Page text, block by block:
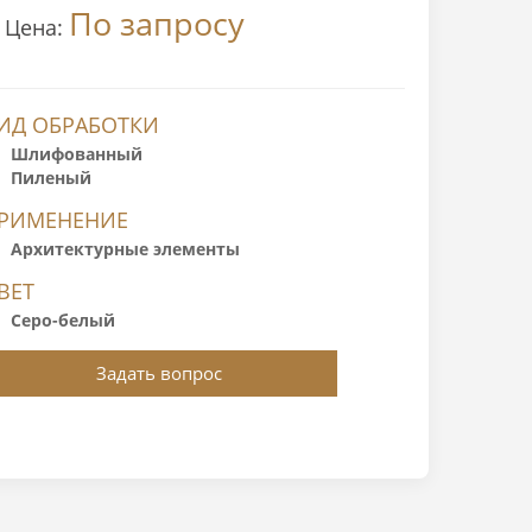
Цена: По запросу
ОБРАБОТКИ
Шлифованный
Пиленый
Архитектурные элементы
Серо-белый
Задать вопрос